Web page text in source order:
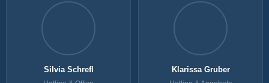
Silvia Schrefl Klarissa Gruber